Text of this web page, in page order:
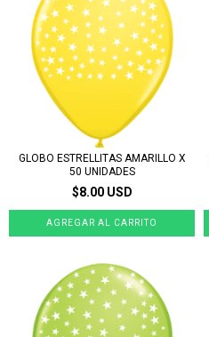
GLOBO ESTRELLITAS AMARILLO X
50 UNIDADES
$8.00 USD